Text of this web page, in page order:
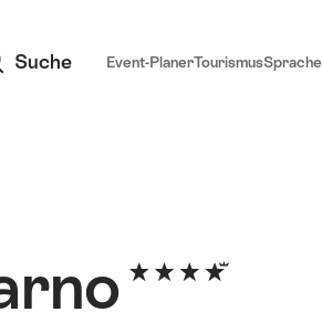
Suche Event-PlanerTourismusSprache